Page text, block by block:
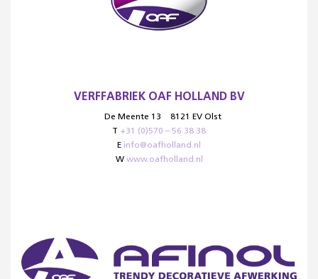
VERFFABRIEK OAF HOLLAND BV
De Meente 13
8121 EV Olst
T +31 (0)570 – 56 38 38
E info@oafholland.nl
W www.oafholland.nl